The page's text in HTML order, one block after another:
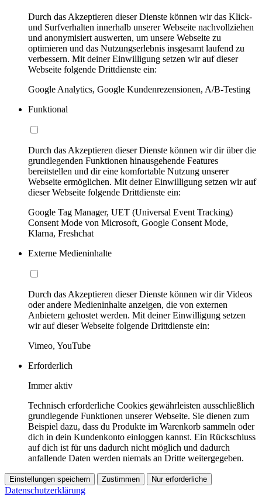
Durch das Akzeptieren dieser Dienste können wir das Klick-
und Surfverhalten innerhalb unserer Webseite nachvollziehen
und anonymisiert auswerten, um unsere Webseite zu
optimieren und das Nutzungserlebnis insgesamt laufend zu
verbessern. Mit deiner Einwilligung setzen wir auf dieser
Webseite folgende Drittdienste ein:
Google Analytics, Google Kundenrezensionen, A/B-Testing
Funktional
Durch das Akzeptieren dieser Dienste können wir dir über die
grundlegenden Funktionen hinausgehende Features
bereitstellen und dir eine komfortable Nutzung unserer
Webseite ermöglichen. Mit deiner Einwilligung setzen wir auf
dieser Webseite folgende Drittdienste ein:
Google Tag Manager, UET (Universal Event Tracking)
Consent Mode von Microsoft, Google Consent Mode,
Klarna, Freshchat
Externe Medieninhalte
Durch das Akzeptieren dieser Dienste können wir dir Videos
oder andere Medieninhalte anzeigen, die von externen
Anbietern gehostet werden. Mit deiner Einwilligung setzen
wir auf dieser Webseite folgende Drittdienste ein:
Vimeo, YouTube
Erforderlich
Immer aktiv
Technisch erforderliche Cookies gewährleisten ausschließlich
grundlegende Funktionen unserer Webseite. Sie dienen zum
Beispiel dazu, dass du Produkte im Warenkorb sammeln oder
dich in dein Kundenkonto einloggen kannst. Ein Rückschluss
auf dich ist für uns dadurch nicht möglich und dadurch
anfallende Daten werden niemals an Dritte weitergegeben.
Einstellungen speichern Zustimmen Nur erforderliche
Datenschutzerklärung